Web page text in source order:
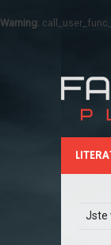
Warning:
Jste